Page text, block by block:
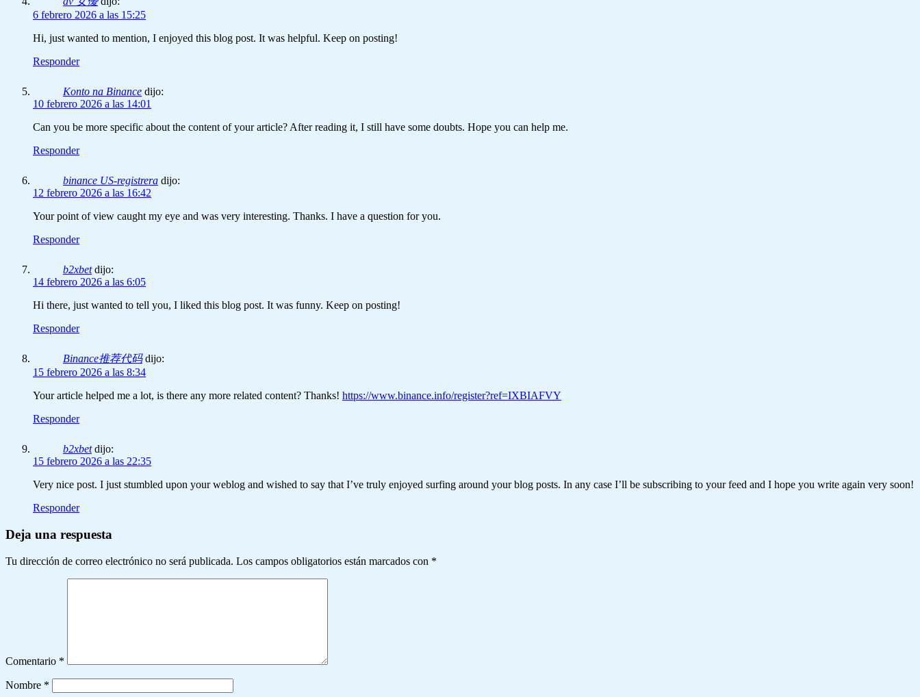
6 febrero 2026 a las 15:25
Hi, just wanted to mention, I enjoyed this blog post. It was helpful. Keep on posting!
Responder
Konto na Binance dijo:
10 febrero 2026 a las 14:01
Can you be more specific about the content of your article? After reading it, I still have some doubts. Hope you can help me.
Responder
binance US-registrera dijo:
12 febrero 2026 a las 16:42
Your point of view caught my eye and was very interesting. Thanks. I have a question for you.
Responder
b2xbet dijo:
14 febrero 2026 a las 6:05
Hi there, just wanted to tell you, I liked this blog post. It was funny. Keep on posting!
Responder
Binance推荐代码 dijo:
15 febrero 2026 a las 8:34
Your article helped me a lot, is there any more related content? Thanks! https://www.binance.info/register?ref=IXBIAFVY
Responder
b2xbet dijo:
15 febrero 2026 a las 22:35
Very nice post. I just stumbled upon your weblog and wished to say that I’ve truly enjoyed surfing around your blog posts. In any case I’ll be subscribing to your feed and I hope you write again very soon!
Responder
Deja una respuesta
Tu dirección de correo electrónico no será publicada. Los campos obligatorios están marcados con *
Comentario *
Nombre *